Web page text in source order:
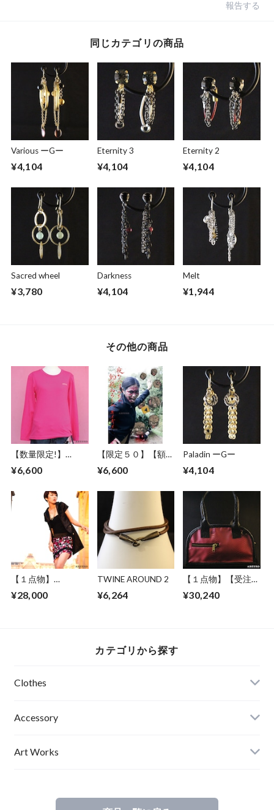
報告する
同じカテゴリの商品
Various ーGー
¥4,104
Eternity 3
¥4,104
Eternity 2
¥4,104
Sacred wheel
¥3,780
Darkness
¥4,104
Melt
¥1,944
その他の商品
【数量限定!】
シャツ メンズ レデ
シンプル 金色 ピン
ク PINK アブサー
LOGOSTITCH（P）
¥6,600
【限定５０】【額セ
ートポスター【Be
rocks】A３サイズ
ART デザイン 道路
標識 妖怪 ファショ
ンフォト 釣瓶落と
し エディションナ
ンバー入り アブサ
ード
¥6,600
Paladin ーGー
¥4,104
【１点物】
ス サテン パーティ
¥28,000
TWINE AROUND 2
¥6,264
【１点物】【受注制
ダーメイド カバン
¥30,240
カテゴリから探す
Clothes
Mens
Ladies
Accessory
Art Works